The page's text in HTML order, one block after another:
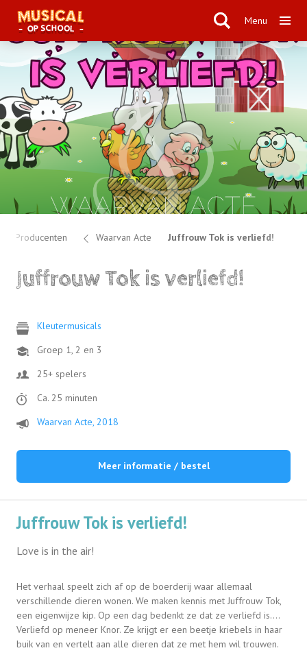
Menu
Producenten Waarvan Acte Juffrouw Tok is verliefd!
Juffrouw Tok is verliefd!
Kleutermusicals
Groep 1, 2 en 3
25+ spelers
Ca. 25 minuten
Waarvan Acte, 2018
Meer informatie / bestel
Juffrouw Tok is verliefd!
Love is in the air!
Het verhaal speelt zich af op de boerderij waar allemaal
verschillende dieren wonen. We maken kennis met Juffrouw Tok,
een eigenwijze kip. Op een dag bedenkt ze dat ze verliefd is….
Verliefd op meneer Knor. Ze krijgt er een beetje kriebels in haar
buik van en vertelt aan alle dieren dat ze met hem wil trouwen.